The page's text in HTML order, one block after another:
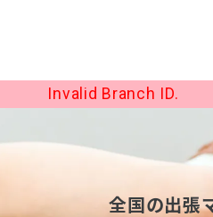
Invalid Branch ID.
全国の出張